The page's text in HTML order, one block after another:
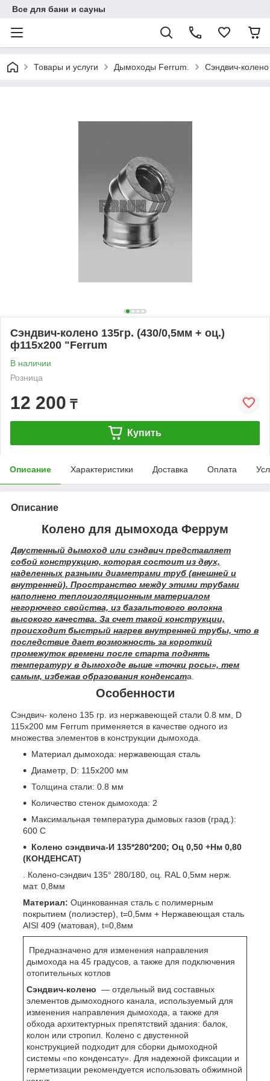
Все для бани и сауны
Товары и услуги Дымоходы Ferrum. Сэндвич-
Сэндвич-колено 135гр. (430/0,5мм + оц.)
ф115х200 "Ferrum
В наличии
Розница
12 200 ₸
Купить
Описание Характеристики Доставка Оплата
Описание
Колено для дымохода Феррум
Двустенный дымоход или сэндвич представляет
собой конструкцию, которая состоит из двух,
наделенных разными диаметрами труб (внешней и
внутренней). Пространство между этими трубами
наполнено теплоизоляционным материалом
негорючего свойства, из базальтового волокна
высокого качества. За счет такой конструкции,
происходит быстрый нагрев внутренней трубы, что в
последствие дает возможность за короткий
промежуток времени после старта поднять
температуру в дымоходе выше «точки росы», тем
самым, избежав образования конденсата.
Особенности
Сэндвич- колено 135 гр. из нержавеющей стали 0.8 мм, D
115х200 мм Ferrum применяется в качестве одного из
множества элементов в конструкции дымохода.
Материал дымохода: нержавеющая сталь
Диаметр, D: 115х200 мм
Толщина стали: 0.8 мм
Количество стенок дымохода: 2
Максимальная температура дымовых газов (град.):
600 С
Колено сэндвича-И 135*280*200; Оц 0,50 +Нм 0,80
(КОНДЕНСАТ)
. Колено-сэндвич 135° 280/180, оц. RAL 0,5мм нерж.
мат. 0,8мм
Материал: Оцинкованная сталь с полимерным
покрытием (полиэстер), t=0,5мм + Нержавеющая сталь
AISI 409 (матовая), t=0,8мм
Предназначено для изменения направления
дымохода на 45 градусов, а также для подключения
отопительных котлов
Сэндвич-колено ― отдельный вид составных
элементов дымоходного канала, используемый для
изменения направления дымохода, а также для
обхода архитектурных препятствий здания: балок,
колон или стропил. Колено с двустенной
конструкцией подходит для сборки дымоходной
системы «по конденсату». Для надежной фиксации и
герметизации рекомендуется использовать обжимной